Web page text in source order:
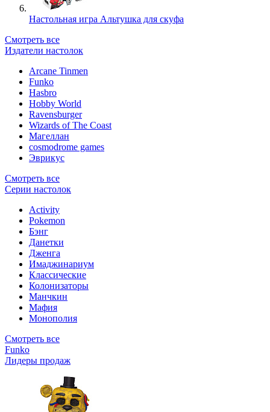
Настольная игра Альтушка для скуфа
Смотреть все
Издатели настолок
Arcane Tinmen
Funko
Hasbro
Hobby World
Ravensburger
Wizards of The Coast
Магеллан
сosmodrome games
Эврикус
Смотреть все
Серии настолок
Activity
Pokemon
Бэнг
Данетки
Дженга
Имаджинариум
Классические
Колонизаторы
Манчкин
Мафия
Монополия
Смотреть все
Funko
Лидеры продаж